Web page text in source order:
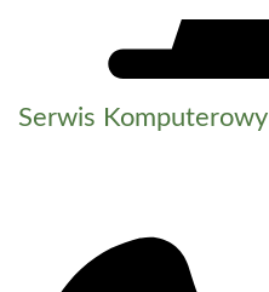
Serwis Komputerowy